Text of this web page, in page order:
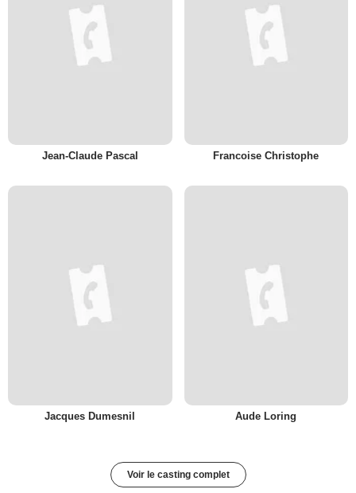
Jean-Claude Pascal Francoise Christophe
Jacques Dumesnil Aude Loring
Voir le casting complet